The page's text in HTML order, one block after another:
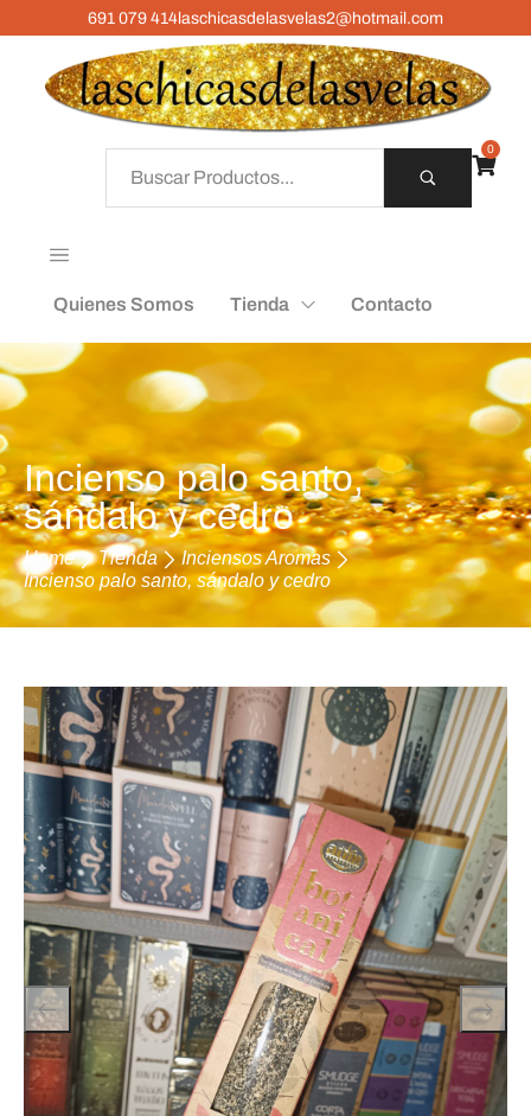
691 079 414laschicasdelasvelas2@hotmail.com
Quienes Somos Tienda Contacto
0
Incienso palo santo,
sándalo y cedro
Home Tienda
Inciensos Aromas
Incienso palo santo, sándalo y cedro